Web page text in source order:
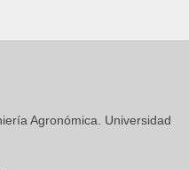
Agronómica. Universidad